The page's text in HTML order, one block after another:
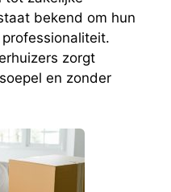
bekend om hun
zorgt
en zonder